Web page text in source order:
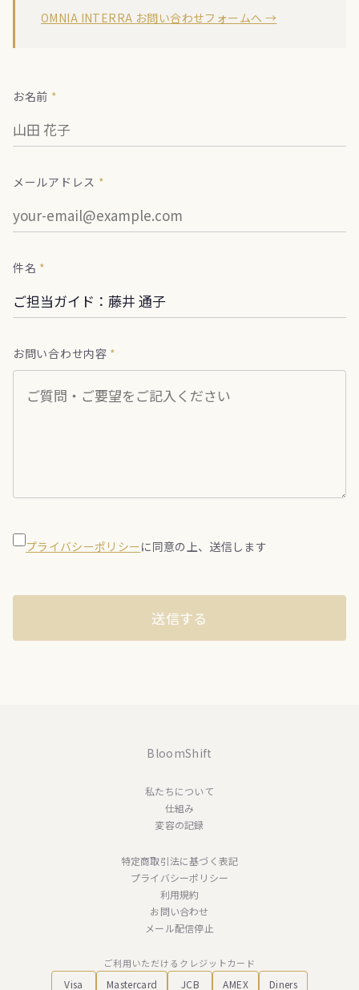
OMNIA INTERRA お問い合わせフォームへ →
お名前 *
メールアドレス *
件名 *
お問い合わせ内容 *
プライバシーポリシー に同意の上、送信します
送信する
BloomShift
私たちについて
仕組み
変容の記録
特定商取引法に基づく表記
プライバシーポリシー
利用規約
お問い合わせ
メール配信停止
ご利用いただけるクレジットカード
Visa Mastercard JCB AMEX Diners